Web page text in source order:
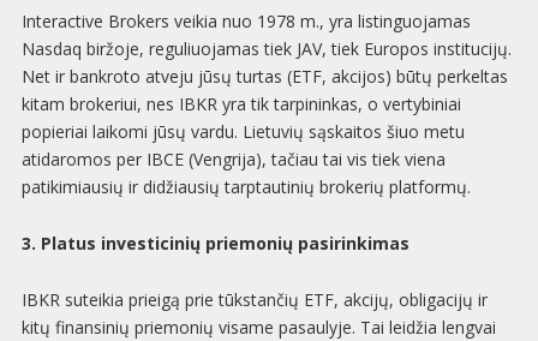
Interactive Brokers veikia nuo 1978 m., yra listinguojamas
Nasdaq biržoje, reguliuojamas tiek JAV, tiek Europos institucijų.
Net ir bankroto atveju jūsų turtas (ETF, akcijos) būtų perkeltas
kitam brokeriui, nes IBKR yra tik tarpininkas, o vertybiniai
popieriai laikomi jūsų vardu. Lietuvių sąskaitos šiuo metu
atidaromos per IBCE (Vengrija), tačiau tai vis tiek viena
patikimiausių ir didžiausių tarptautinių brokerių platformų.
3. Platus investicinių priemonių pasirinkimas
IBKR suteikia prieigą prie tūkstančių ETF, akcijų, obligacijų ir
kitų finansinių priemonių visame pasaulyje. Tai leidžia lengvai